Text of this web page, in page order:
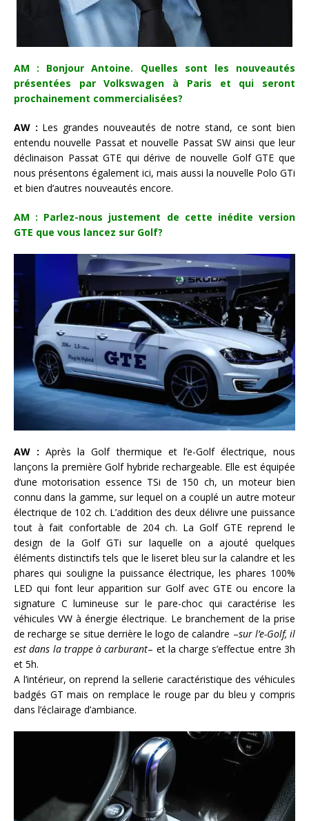
AM : Bonjour Antoine. Quelles sont les nouveautés
présentées par Volkswagen à Paris et qui seront
prochainement commercialisées?
AW : Les grandes nouveautés de notre stand, ce sont bien
entendu nouvelle Passat et nouvelle Passat SW ainsi que leur
déclinaison Passat GTE qui dérive de nouvelle Golf GTE que
nous présentons également ici, mais aussi la nouvelle Polo GTi
et bien d’autres nouveautés encore.
AM : Parlez-nous justement de cette inédite version
GTE que vous lancez sur Golf?
AW : Après la Golf thermique et l’e-Golf électrique, nous
lançons la première Golf hybride rechargeable. Elle est équipée
d’une motorisation essence TSi de 150 ch, un moteur bien
connu dans la gamme, sur lequel on a couplé un autre moteur
électrique de 102 ch. L’addition des deux délivre une puissance
tout à fait confortable de 204 ch. La Golf GTE reprend le
design de la Golf GTi sur laquelle on a ajouté quelques
éléments distinctifs tels que le liseret bleu sur la calandre et les
phares qui souligne la puissance électrique, les phares 100%
LED qui font leur apparition sur Golf avec GTE ou encore la
signature C lumineuse sur le pare-choc qui caractérise les
véhicules VW à énergie électrique. Le branchement de la prise
de recharge se situe derrière le logo de calandre –sur l’e-Golf, il
est dans la trappe à carburant– et la charge s’effectue entre 3h
et 5h.
A l’intérieur, on reprend la sellerie caractéristique des véhicules
badgés GT mais on remplace le rouge par du bleu y compris
dans l’éclairage d’ambiance.